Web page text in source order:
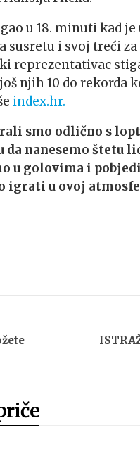
u 18. minuti kad
i svoj treći
reprezentativac
njih 10 do rekorda
index.hr.
smo odlično s
nanesemo štetu
u golovima i
igrati u ovoj